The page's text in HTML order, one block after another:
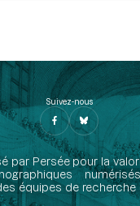
Suivez-nous
par Persée pour la
équipes de recherche